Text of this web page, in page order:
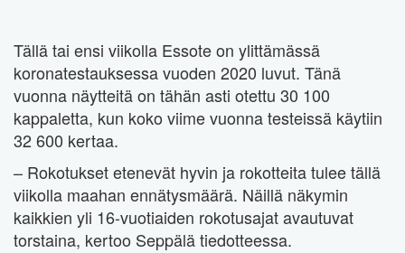
Tällä tai ensi viikolla Essote on ylittämässä
koronatestauksessa vuoden 2020 luvut. Tänä
vuonna näytteitä on tähän asti otettu 30 100
kappaletta, kun koko viime vuonna testeissä käytiin
32 600 kertaa.
– Rokotukset etenevät hyvin ja rokotteita tulee tällä
viikolla maahan ennätysmäärä. Näillä näkymin
kaikkien yli 16-vuotiaiden rokotusajat avautuvat
torstaina, kertoo Seppälä tiedotteessa.